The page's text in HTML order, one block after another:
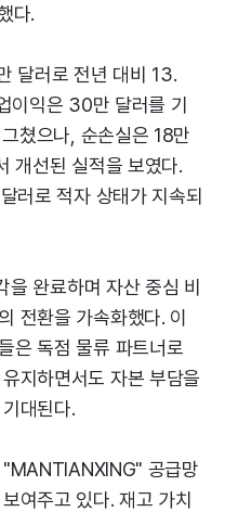
다.
달러로 전년 대비 13.
이익은 30만 달러를 기
쳤으나, 순손실은 18만
개선된 실적을 보였다.
러로 적자 상태가 지속되
완료하며 자산 중심 비
전환을 가속화했다. 이
은 독점 물류 파트너로
지하면서도 자본 부담을
대된다.
공급망
여주고 있다. 재고 가치